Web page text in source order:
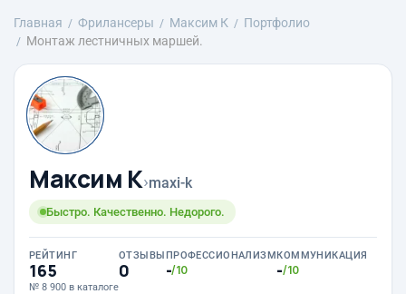
Главная Фрилансеры Максим К
Портфолио
Монтаж лестничных маршей.
Максим К›maxi-k
Быстро. Качественно. Недорого.
РЕЙТИНГ
165
№ 8 900 в каталоге
ОТЗЫВЫ
0
ПРОФЕССИОНАЛИЗМ
-/10
КОММУНИКАЦИЯ
-/10